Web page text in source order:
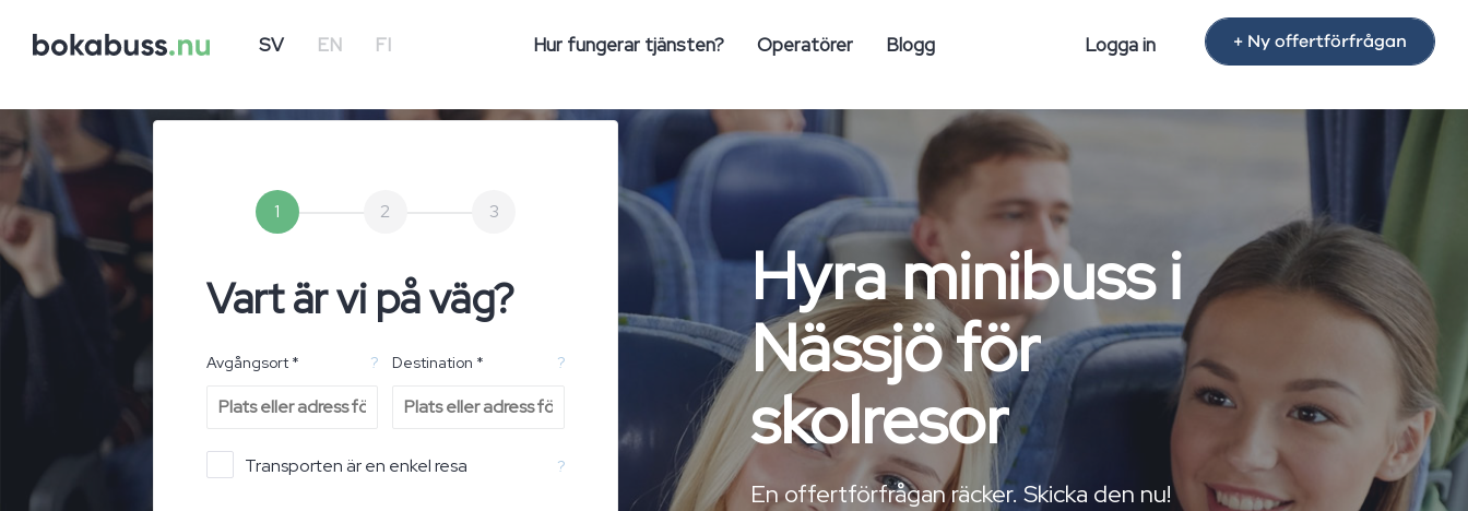
SV EN FI Hur fungerar tjänsten? Operatörer Blogg Logga in + Ny offertförfrågan
1 2 3
Vart är vi på väg?
Avgångsort * ? Destination * ?
Transporten är en enkel resa ?
Hyra minibuss i
Nässjö för
skolresor
En offertförfrågan räcker. Skicka den nu!